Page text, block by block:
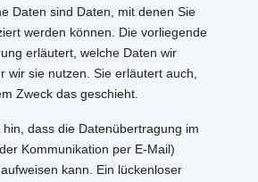
Daten sind Daten, mit denen Sie
werden können. Die vorliegende
erläutert, welche Daten wir
wir sie nutzen. Sie erläutert auch,
Zweck das geschieht.
dass die Datenübertragung im
Kommunikation per E-Mail)
kann. Ein lückenloser